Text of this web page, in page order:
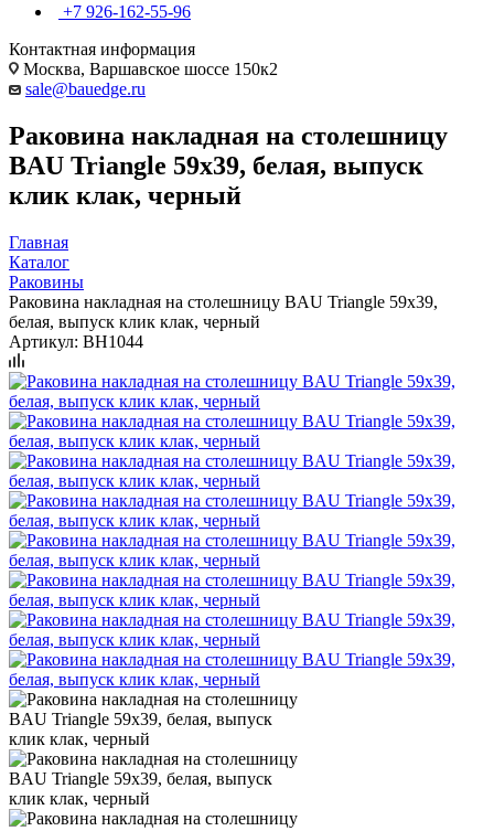
+7 926-162-55-96
Контактная информация
Москва, Варшавское шоссе 150к2
sale@bauedge.ru
Раковина накладная на столешницу
BAU Triangle 59х39, белая, выпуск
клик клак, черный
Главная
Каталог
Раковины
Раковина накладная на столешницу BAU Triangle 59х39,
белая, выпуск клик клак, черный
Артикул: BH1044